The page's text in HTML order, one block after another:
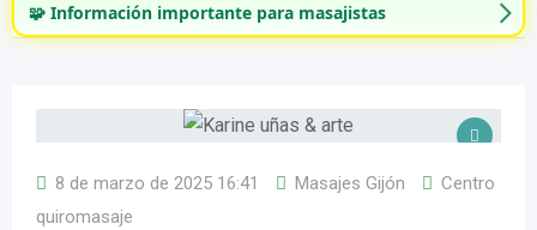
🧩 Información importante para masajistas
8 de marzo de 2025 16:41 Masajes Gijón
Centro
quiromasaje